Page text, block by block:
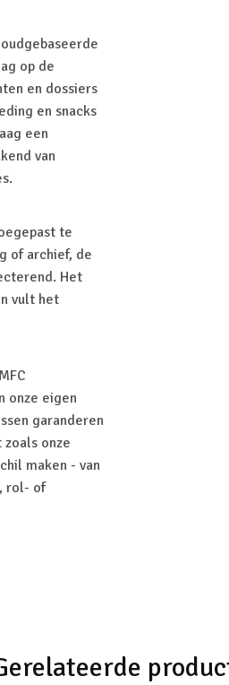
op de
en dossiers
en snacks
een
van
te
of archief, de
Het
vult het
onze eigen
garanderen
onze
maken - van
rol- of